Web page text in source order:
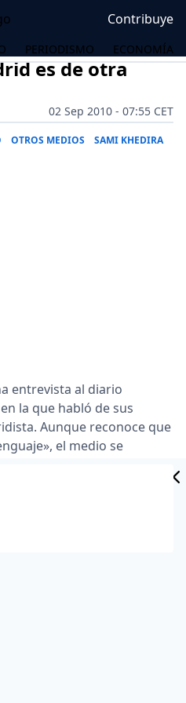
Contribuye
PERIODISMO ECONOMÍA
es de otra
02 Sep 2010 - 07:55 CET
OTROS MEDIOS SAMI KHEDIRA
entrevista al diario
la que habló de sus
Aunque reconoce que
el medio se
club blanco: «Mourinho